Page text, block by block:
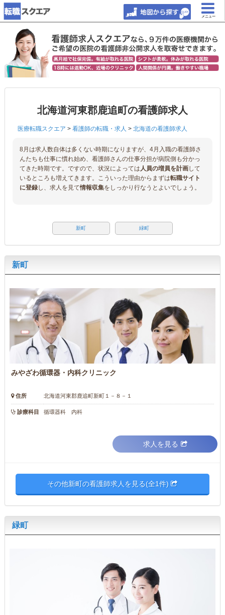
メニュー
北海道河東郡鹿追町の看護師求人
医療転職スクエア > 看護師の転職・求人 > 北海道の看護師求人
8月は求人数自体は多くない時期になりますが、4月入職の看護師さ
んたちも仕事に慣れ始め、看護師さんの仕事分担が病院側も分かっ
てきた時期です。ですので、状況によっては人員の増員を計画して
いるところも増えてきます。こういった理由からまずは転職サイト
に登録し、求人を見て情報収集をしっかり行なうとよいでしょう。
新町 緑町
新町
みやざわ循環器・内科クリニック
住所 北海道河東郡鹿追町新町１－８－１
診療科目 循環器科 内科
求人を見る
その他新町の看護師求人を見る(全1件)
緑町